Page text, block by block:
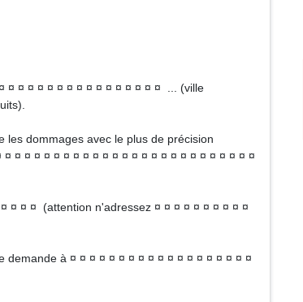
¤ ¤ ¤ ¤ ¤ ¤ ¤ ¤ ¤ ¤ ¤ ¤ ¤ ¤ ¤ ¤ ... (ville
dommages avec le plus de précision
¤ ¤ ¤ ¤ ¤ ¤ ¤ ¤ ¤ ¤ ¤ ¤ ¤ ¤ ¤ ¤ ¤ ¤ ¤ ¤ ¤ ¤ ¤ ¤ ¤
¤ ¤ ¤ (attention n'adressez ¤ ¤ ¤ ¤ ¤ ¤ ¤ ¤ ¤ ¤
à ¤ ¤ ¤ ¤ ¤ ¤ ¤ ¤ ¤ ¤ ¤ ¤ ¤ ¤ ¤ ¤ ¤ ¤ ¤